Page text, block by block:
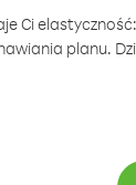
Ci
planu.